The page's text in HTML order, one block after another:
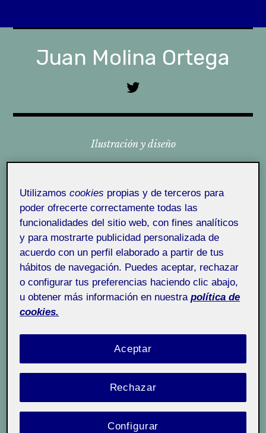
contentJuan Molina Ortega
i
t
e
U
O
C
u
n
i
v
e
d
a
d
Ilustración y diseño
¿Quién soy?
¿Qué es Folio?
Autor:Quelic Berga Carreras
Utilizamoscookies propias y de terceros para
poder ofrecerte correctamente todas las
funcionalidades del sitio web, con fines analíticos
y para mostrarte publicidad personalizada de
acuerdo con un perfil elaborado a partir de tus
hábitos de navegación. Puedes aceptar, rechazar
o configurar tus preferencias haciendo clic abajo,
u obtener más información en nuestra política de
cookies.
Rechazar
Aceptar
Configurar